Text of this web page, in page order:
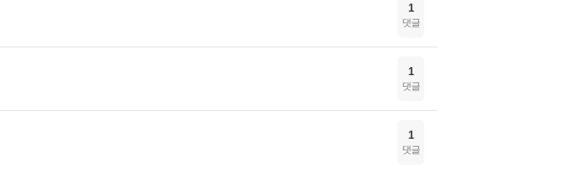
1
댓글
1
댓글
1
댓글